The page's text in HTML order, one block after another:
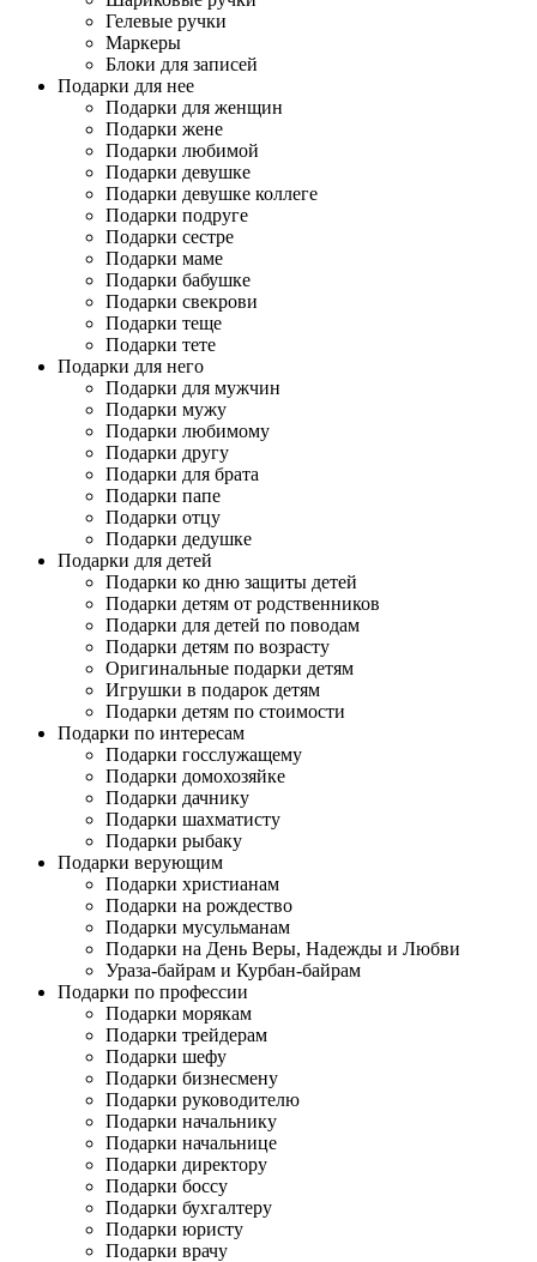
Гелевые ручки
Маркеры
Блоки для записей
Подарки для нее
Подарки для женщин
Подарки жене
Подарки любимой
Подарки девушке
Подарки девушке коллеге
Подарки подруге
Подарки сестре
Подарки маме
Подарки бабушке
Подарки свекрови
Подарки теще
Подарки тете
Подарки для него
Подарки для мужчин
Подарки мужу
Подарки любимому
Подарки другу
Подарки для брата
Подарки папе
Подарки отцу
Подарки дедушке
Подарки для детей
Подарки ко дню защиты детей
Подарки детям от родственников
Подарки для детей по поводам
Подарки детям по возрасту
Оригинальные подарки детям
Игрушки в подарок детям
Подарки детям по стоимости
Подарки по интересам
Подарки госслужащему
Подарки домохозяйке
Подарки дачнику
Подарки шахматисту
Подарки рыбаку
Подарки верующим
Подарки христианам
Подарки на рождество
Подарки мусульманам
Подарки на День Веры, Надежды и Любви
Ураза-байрам и Курбан-байрам
Подарки по профессии
Подарки морякам
Подарки трейдерам
Подарки шефу
Подарки бизнесмену
Подарки руководителю
Подарки начальнику
Подарки начальнице
Подарки директору
Подарки боссу
Подарки бухгалтеру
Подарки юристу
Подарки врачу